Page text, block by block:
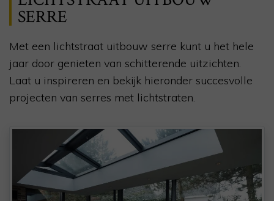
SERRE
Met een lichtstraat uitbouw serre kunt u het hele
jaar door genieten van schitterende uitzichten.
Laat u inspireren en bekijk hieronder succesvolle
projecten van serres met lichtstraten.